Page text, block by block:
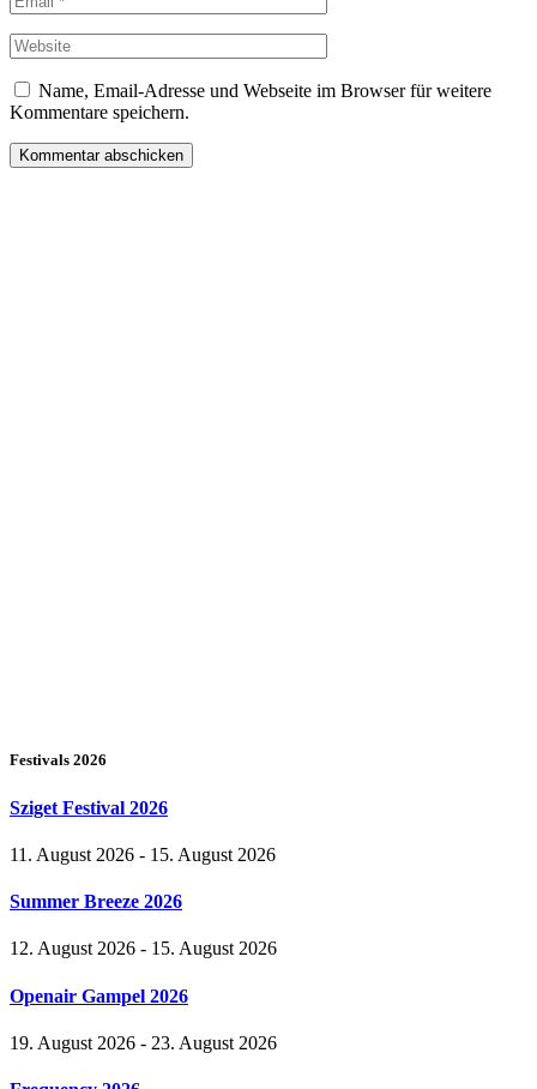
Name, Email-Adresse und Webseite im Browser für weitere
Kommentare speichern.
Festivals 2026
Sziget Festival 2026
11. August 2026 - 15. August 2026
Summer Breeze 2026
12. August 2026 - 15. August 2026
Openair Gampel 2026
19. August 2026 - 23. August 2026